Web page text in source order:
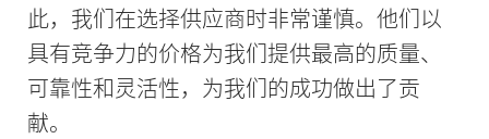
此，我们在选择供应商时非常谨慎。他们以
具有竞争力的价格为我们提供最高的质量、
可靠性和灵活性，为我们的成功做出了贡
献。